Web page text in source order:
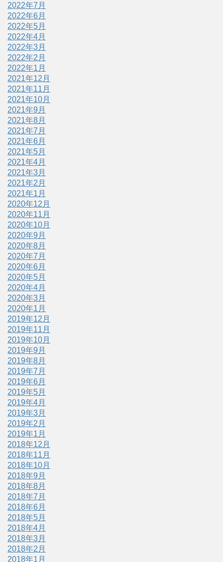
2022年7月
2022年6月
2022年5月
2022年4月
2022年3月
2022年2月
2022年1月
2021年12月
2021年11月
2021年10月
2021年9月
2021年8月
2021年7月
2021年6月
2021年5月
2021年4月
2021年3月
2021年2月
2021年1月
2020年12月
2020年11月
2020年10月
2020年9月
2020年8月
2020年7月
2020年6月
2020年5月
2020年4月
2020年3月
2020年1月
2019年12月
2019年11月
2019年10月
2019年9月
2019年8月
2019年7月
2019年6月
2019年5月
2019年4月
2019年3月
2019年2月
2019年1月
2018年12月
2018年11月
2018年10月
2018年9月
2018年8月
2018年7月
2018年6月
2018年5月
2018年4月
2018年3月
2018年2月
2018年1月